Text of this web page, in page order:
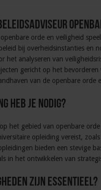
orde en veiligheid
bij overheidsinstanties en
het analyseren van
gericht op het
van de openbare orde
heb je nodig?
het gebied van openbare
opleiding vereist,
bieden een stevige
in het ontwikkelen van
zijn essentieel?